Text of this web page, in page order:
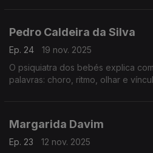
Pedro Caldeira da Silva
Ep. 24
19 nov. 2025
O psiquiatra dos bebés explica
palavras: choro, ritmo, olhar e
Margarida Davim
Ep. 23
12 nov. 2025